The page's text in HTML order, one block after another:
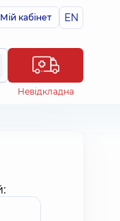
Мій кабінет EN
Невідкладна